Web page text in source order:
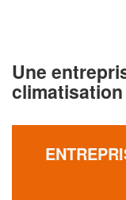
Une
climatisation